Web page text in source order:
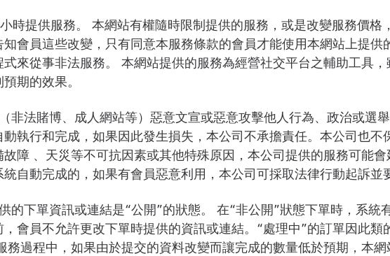
時提供服務。 本網站有權隨時限制提供的服務，或是改變服務價格
會員這些改變，只有同意本服務條款的會員才能使用本網站上提供
來從事非法服務。 本網站提供的服務為經營社交平台之輔助工具
期的效果。
非法賭博、成人網站等）惡意文宣或惡意攻擊他人行為、政治或選
執行和完成，如果因此發生損失，本公司不承擔責任。本公司也不
障 、天災等不可抗因素或其他特殊原因，本公司提供的服務可能
自動完成的，如果有會員惡意利用，本公司可採取法律行動起訴並
的下單資訊或連結是“公開”的狀態。 在“非公開”狀態下單時，系統
會員不允許更改下單時提供的資訊或連結。“處理中”的訂單因此類
過程中，如果由於提交的資料改變而讓完成的數量低於預期，本